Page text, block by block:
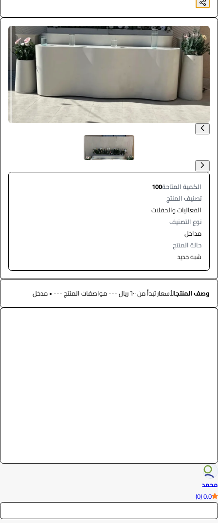
الكمية المتاحة100
تصنيف المنتج
الفعاليات والحفلات
نوع التصنيف
مداخل
حالة المنتج
شبه جديد
وصف المنتجالأسعار تبدأ من ٦٠٠ ريال --- مواصفات المنتج --- • مدخل
محمد
0.0 (0)